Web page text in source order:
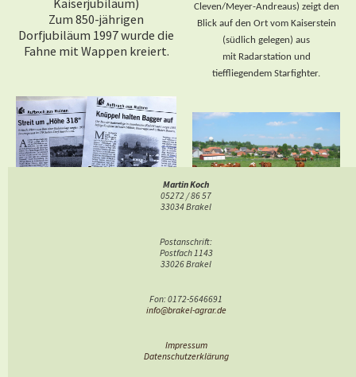
Kaiserjubiläum)
Zum 850-jährigen
Dorfjubiläum 1997 wurde die
Fahne mit Wappen kreiert.
Cleven/Meyer-Andreaus) zeigt den
Blick auf den Ort vom Kaiserstein
(südlich gelegen) aus
mit Radarstation und
tieffliegendem Starfighter.
Der Bau der Anlage führt zu
heftigen Protesten. Ein Stück
(Landw. Wochenblatt 2006,
(Foto Stadt Brakel ca.
Martin Koch
05272 / 86 57
33034 Brakel
Postanschrift:
Postfach 1143
33026 Brakel
Fon: 0172-5646691
info@brakel-agrar.de
Impressum
Datenschutzerklärung